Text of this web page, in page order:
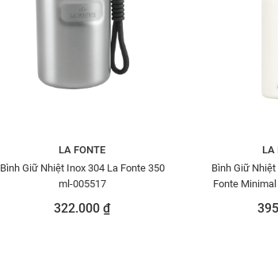
LA FONTE
Bình Giữ Nhiệt Inox 304 La Fonte 350
ml-005517
322.000 ₫
LA
Bình Giữ
Fonte